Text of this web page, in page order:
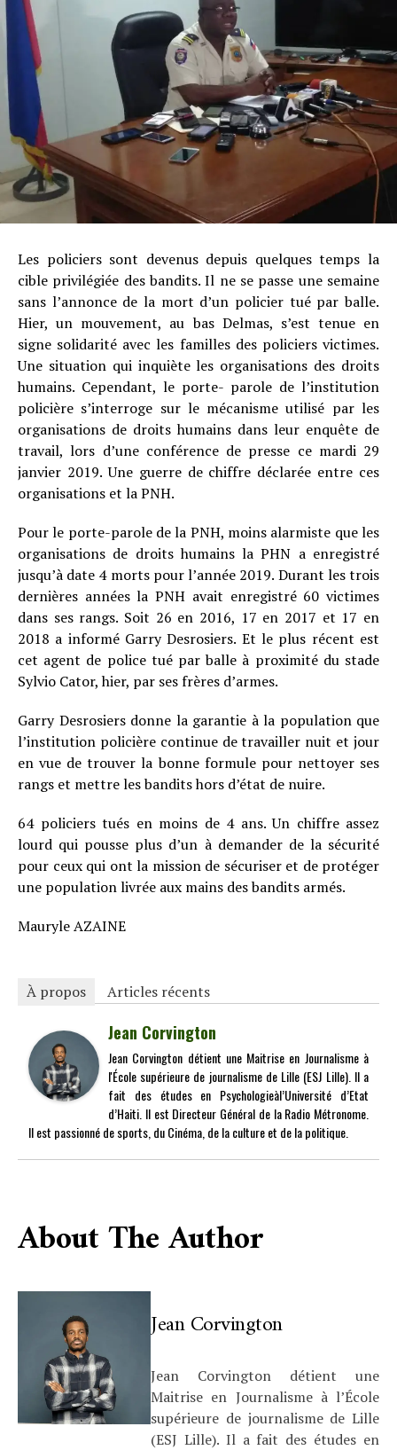
Les policiers sont devenus depuis quelques temps la
cible privilégiée des bandits. Il ne se passe une semaine
sans l’annonce de la mort d’un policier tué par balle.
Hier, un mouvement, au bas Delmas, s’est tenue en
signe solidarité avec les familles des policiers victimes.
Une situation qui inquiète les organisations des droits
humains. Cependant, le porte- parole de l’institution
policière s’interroge sur le mécanisme utilisé par les
organisations de droits humains dans leur enquête de
travail, lors d’une conférence de presse ce mardi 29
janvier 2019. Une guerre de chiffre déclarée entre ces
organisations et la PNH.
Pour le porte-parole de la PNH, moins alarmiste que les
organisations de droits humains la PHN a enregistré
jusqu’à date 4 morts pour l’année 2019. Durant les trois
dernières années la PNH avait enregistré 60 victimes
dans ses rangs. Soit 26 en 2016, 17 en 2017 et 17 en
2018 a informé Garry Desrosiers. Et le plus récent est
cet agent de police tué par balle à proximité du stade
Sylvio Cator, hier, par ses frères d’armes.
Garry Desrosiers donne la garantie à la population que
l’institution policière continue de travailler nuit et jour
en vue de trouver la bonne formule pour nettoyer ses
rangs et mettre les bandits hors d’état de nuire.
64 policiers tués en moins de 4 ans. Un chiffre assez
lourd qui pousse plus d’un à demander de la sécurité
pour ceux qui ont la mission de sécuriser et de protéger
une population livrée aux mains des bandits armés.
Mauryle AZAINE
À propos Articles récents
Jean Corvington
Jean Corvington détient une Maitrise en Journalisme à
l'École supérieure de journalisme de Lille (ESJ Lille). Il a
fait des études en Psychologieàl’Université d’Etat
d’Haiti. Il est Directeur Général de la Radio Métronome.
Il est passionné de sports, du Cinéma, de la culture et de la politique.
About The Author
Jean Corvington
Jean Corvington détient une
Maitrise en Journalisme à l’École
supérieure de journalisme de Lille
(ESJ Lille). Il a fait des études en